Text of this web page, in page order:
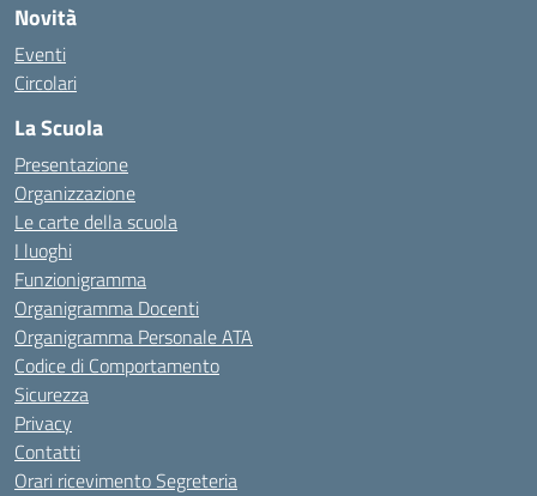
Novità
Eventi
Circolari
La Scuola
Presentazione
Organizzazione
Le carte della scuola
I luoghi
Funzionigramma
Organigramma Docenti
Organigramma Personale ATA
Codice di Comportamento
Sicurezza
Privacy
Contatti
Orari ricevimento Segreteria